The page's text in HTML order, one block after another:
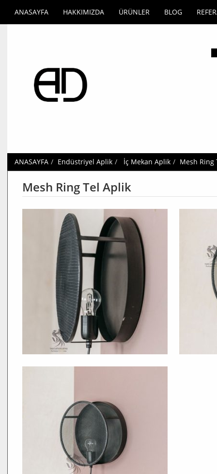
ANASAYFA HAKKIMIZDA ÜRÜNLER BLOG
ANASAYFA Endüstriyel Aplik İç Mekan Aplik Mesh Ring
Mesh Ring Tel Aplik